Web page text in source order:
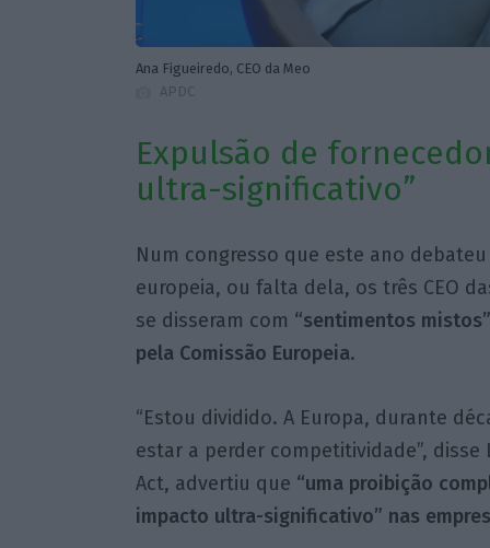
Ana Figueiredo, CEO da Meo
APDC
Expulsão de
ultra-significativo”
Num congresso que este ano
europeia, ou falta dela, os três CEO
se disseram com “sentimentos
pela Comissão Europeia.
“Estou dividido. A Europa, durante
estar a perder competitividade”,
Act, advertiu que “uma proibição
impacto ultra-significativo” nas